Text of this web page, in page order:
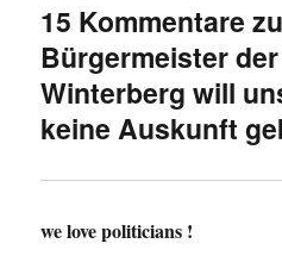
15 Kommentare
Bürgermeister
Winterberg will
keine Auskunft
we love politicians !